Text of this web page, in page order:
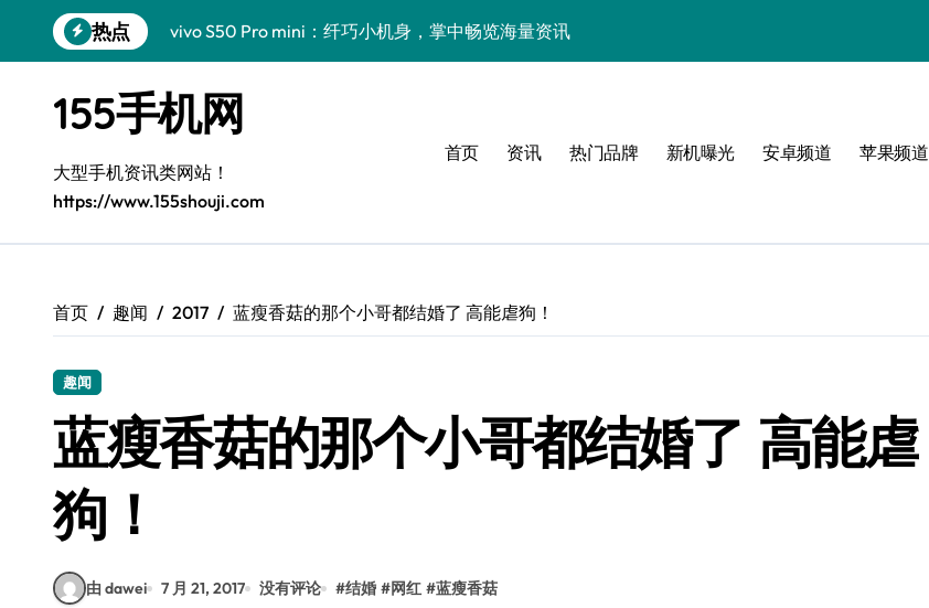
到
热点
vivo S50 Pro mini：纤巧小机身，掌中畅览海量资讯
三星Galaxy S26亮点大揭秘：创新科技，重塑手机新体验！
三星Galaxy Z Fold7前瞻：手机管家揭秘折叠屏新惊艳亮点
S25 Ultra颜值炸裂！定制主题引领潮流新体验
S24+震撼登场，美出新高度！
Galaxy A56 5G登场，时尚与性能双巅峰！
vivo S50新功能大揭秘！优惠全享，高效玩机攻略速看！
155手机网
大型手机资讯类网站！
https://www.155shouji.com
首页 资讯 热门品牌 新机曝光 安卓频道 苹果频道
首页 趣闻 2017 蓝瘦香菇的那个小哥都结婚了 高能虐狗！
趣闻
蓝瘦香菇的那个小哥都结婚了 高能虐
狗！
由 dawei 7 月 21, 2017 没有评论 #结婚 #网红 #蓝瘦香菇